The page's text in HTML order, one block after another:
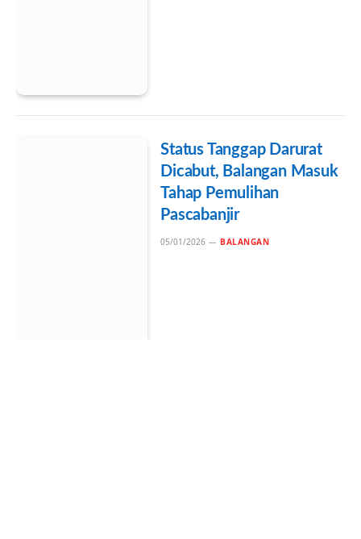
Status Tanggap Darurat
Dicabut, Balangan Masuk
Tahap Pemulihan
Pascabanjir
05/01/2026 BALANGAN